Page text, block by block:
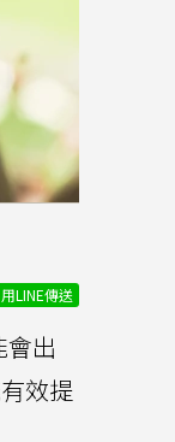
用LINE傳送
出
效提